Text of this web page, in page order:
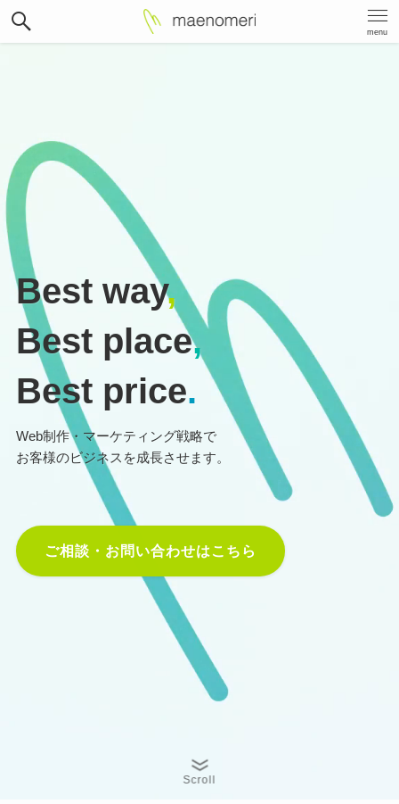
menu
Best way,
Best place,
Best price.
Web制作・マーケティング戦略で
お客様のビジネスを成長させます。
ご相談・お問い合わせはこちら
Scroll